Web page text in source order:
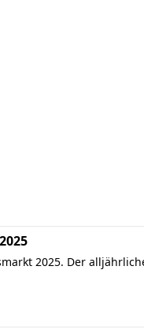
2025. Der